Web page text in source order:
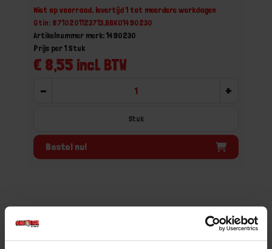
Niet op voorraad, levertijd 1 tot meerdere werkdagen
Gtin: 8710201123713,BBKO1490230
Artikelnummer merk: 1490230
€ 8,55 incl. BTW
Prijs per 1 Stuk
- +
Stuk
Bestel nu!